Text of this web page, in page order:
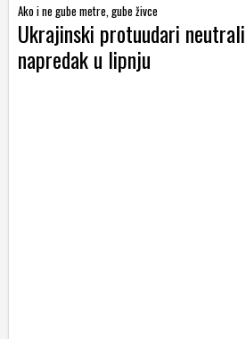
Ako i ne gube metre, gube živce
Ukrajinski protuudari
napredak u lipnju